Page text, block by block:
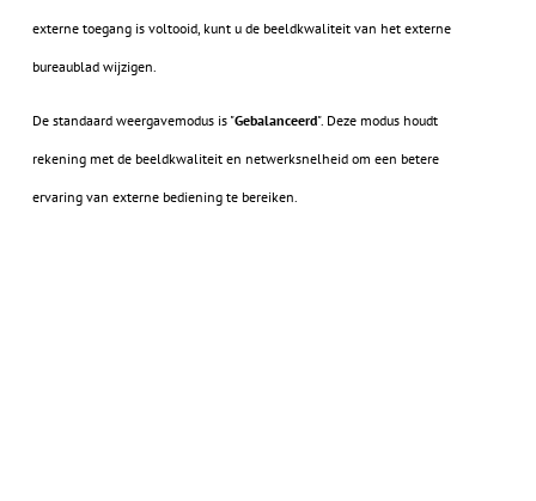
externe toegang is voltooid, kunt u de beeldkwaliteit van het externe
bureaublad wijzigen.
De standaard weergavemodus is "Gebalanceerd". Deze modus houdt
rekening met de beeldkwaliteit en netwerksnelheid om een betere
ervaring van externe bediening te bereiken.